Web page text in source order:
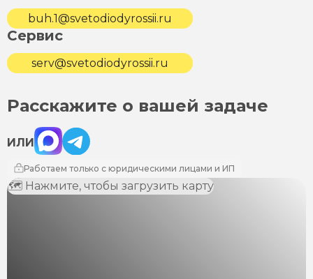
buh.1@svetodiodyrossii.ru
Сервис
serv@svetodiodyrossii.ru
Расскажите о вашей задаче
ИЛИ
Max Telegram
Работаем только с юридическими лицами и ИП
🗺 Нажмите, чтобы загрузить карту